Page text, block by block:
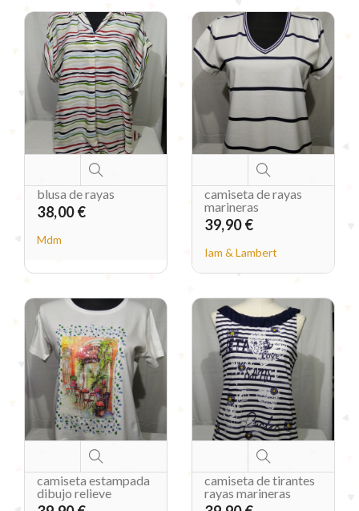
blusa de rayas
38,00 €
Mdm
camiseta de rayas
marineras
39,90 €
Iam & Lambert
camiseta estampada
dibujo relieve
camiseta de tirantes
rayas marineras